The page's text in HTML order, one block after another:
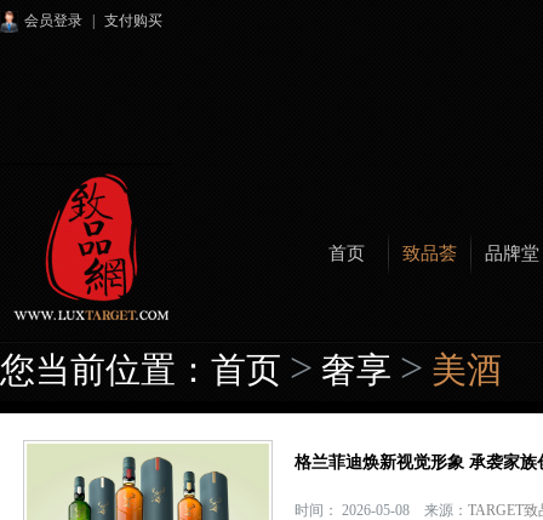
会员登录 支付购买
首页 致品荟 品牌堂
您当前位置： 首页 > 奢享 > 美酒
格兰菲迪焕新视觉形象 承袭家
时间： 2026-05-08 来源： TARGET致